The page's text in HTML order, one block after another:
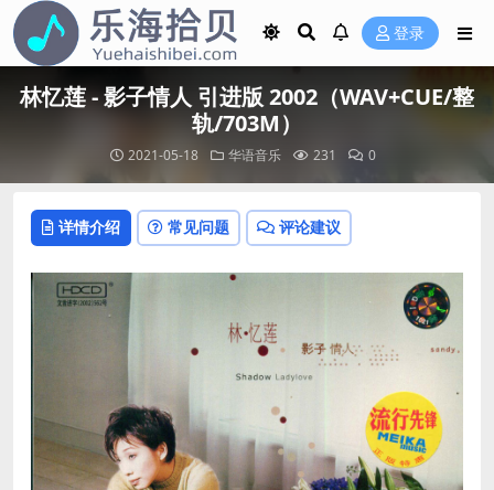
登录
林忆莲 - 影子情人 引进版 2002（WAV+CUE/整
轨/703M）
2021-05-18 华语音乐 231 0
详情介绍 常见问题 评论建议